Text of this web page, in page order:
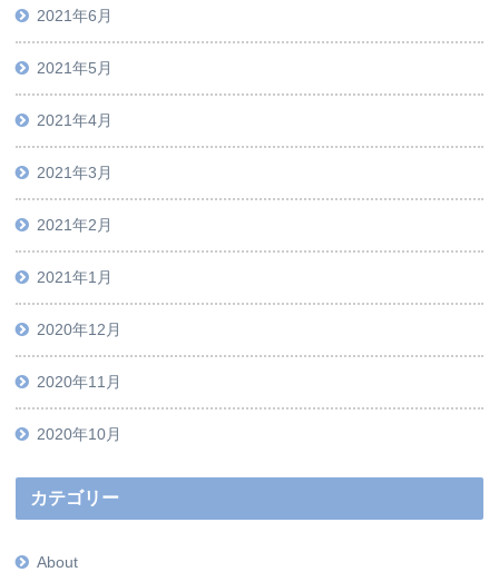
2021年6月
2021年5月
2021年4月
2021年3月
2021年2月
2021年1月
2020年12月
2020年11月
2020年10月
カテゴリー
About